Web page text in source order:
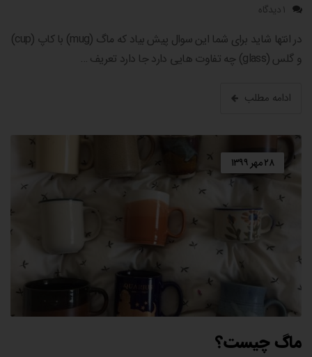
۱ دیدگاه
در انتها شاید برای شما این سوال پیش بیاد که ماگ (mug) با کاپ (cup)
و گلس (glass) چه تفاوت هایی دارد جا دارد تعریف …
ادامه مطلب
۲۸ مهر ۱۳۹۹
ماگ چیست؟